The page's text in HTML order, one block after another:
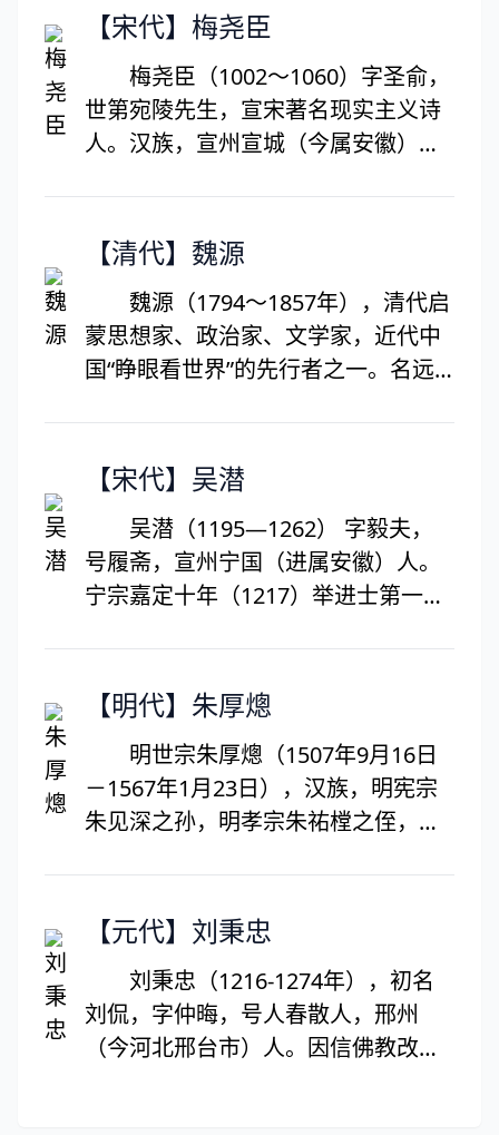
蚩尤塞寒空，蹴蹋崖谷滑。
瑶池气郁律，羽林相摩戛。
君臣留欢娱，乐动殷樛嶱。
赐浴皆长缨，与宴非短褐。
鞭挞其夫家，聚敛贡城阙。
圣人筐篚恩，实欲邦国活。
臣如忽至理，君岂弃此物。
多士盈朝廷，仁者宜战栗。
况闻内金盘，尽在卫霍室。
中堂舞神仙，烟雾散玉质。
劝客驼蹄羹，霜橙压香橘。
朱门酒肉臭，路有冻死骨。
荣枯咫尺异，惆怅难再述。
北辕就泾渭，官渡又改辙。
群冰从西下，极目高崒兀。
疑是崆峒来，恐触天柱折。
老妻寄异县，十口隔风雪。
谁能久不顾，庶往共饥渴。
入门闻号啕，幼子饥已卒。
吾宁舍一哀，里巷犹呜咽。
所愧为人父，无食致夭折。
岂知秋禾登，贫窭有仓卒。
抚迹犹酸辛，平人固骚屑。
默思失业徒，因念远戍卒。
忧端齐终南，澒洞不可掇。
【宋代】梅尧臣
梅尧臣（1002～1060）字圣俞，
世第宛陵先生，宣宋著名现实主义诗
人。汉族，宣州宣城（今属安徽）
后，于皇祐三年（1051）始得宋仁宗
以欧阳修荐，为国子监直讲，累迁尚
书都官员外郎，故世第“梅直讲”、“梅
都官”。曾参与编撰《新唐书》，并为
生集》60卷，有《四部丛刊》影明刊
本等。词存二首。
【清代】魏源
魏源（1794～1857年），清代启
蒙思想家、政治家、文学家，近代中
国“睁眼看世界”的先行者之一。名远
年举人，二十五年始成进士，官高邮
名承贯。魏源认为论学应以“经世致
用”为宗旨，提出“变古愈尽，便民愈
甚”的变法主张，倡导学习西方先进科
【宋代】吴潜
吴潜（1195—1262） 字毅夫，
号履斋，宣州宁国（进属安徽）人。
宁宗嘉定十年（1217）举进士第一，
丞相兼枢密使，封崇国公。次年罢
州，被任为左丞相，封庆国公，后改
许国公。被贾似道等人排挤，罢相，
谪建昌军，徙潮州、循州。与姜夔、
国无门的悲愤。格调沉郁，感慨特
深。著有《履斋遗集》，词集有《履
斋诗余》。
【明代】朱厚熜
明世宗朱厚熜（1507年9月16日
－1567年1月23日），汉族，明宪宗
朱见深之孙，明孝宗朱祐樘之侄，兴
1566年在位，年号嘉靖，后世称嘉靖
特的皇帝，也是明朝皇帝中最任性和
倔强的一位，他为人非常聪明，尤其
在书法和文辞修养都有不错的造诣。
【元代】刘秉忠
刘秉忠（1216-1274年），初名
刘侃，字仲晦，号人春散人，邢州
（今河北邢台市）人。因信佛教改名